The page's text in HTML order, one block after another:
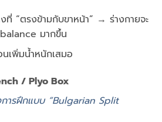
ที่ “ตรงข้ามกับขาหน้า” → ร่างกายจะ
มากขึ้น
เพิ่มน้ำหนักเสมอ
/ Plyo Box
ารฝึกแบบ “Bulgarian Split